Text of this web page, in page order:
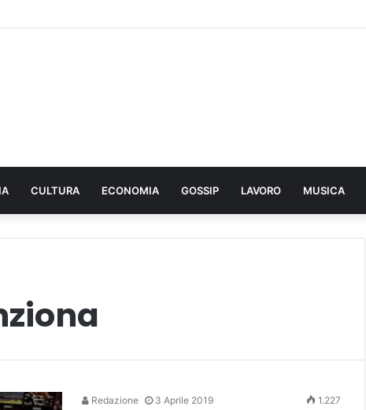
CULTURA ECONOMIA GOSSIP LAVORO MUSICA
Redazione 3 Aprile 2019 1.227